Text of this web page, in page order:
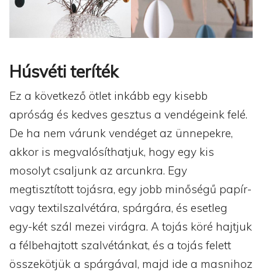
Húsvéti teríték
Ez a következő ötlet inkább egy kisebb
apróság és kedves gesztus a vendégeink felé.
De ha nem várunk vendéget az ünnepekre,
akkor is megvalósíthatjuk, hogy egy kis
mosolyt csaljunk az arcunkra. Egy
megtisztított tojásra, egy jobb minőségű papír-
vagy textilszalvétára, spárgára, és esetleg
egy-két szál mezei virágra. A tojás köré hajtjuk
a félbehajtott szalvétánkat, és a tojás felett
összekötjük a spárgával, majd ide a masnihoz